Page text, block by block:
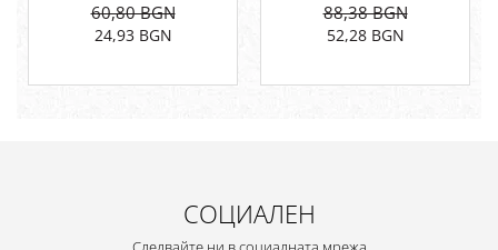
60,80 BGN
24,93 BGN
88,38 BGN
52,28 BGN
СОЦИАЛЕН